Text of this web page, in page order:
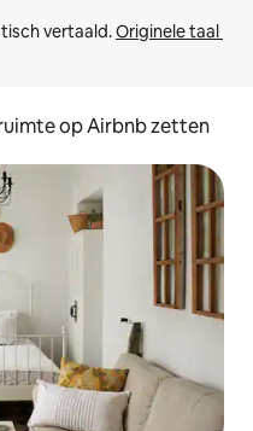
vertaald. Originele taal
op Airbnb zetten